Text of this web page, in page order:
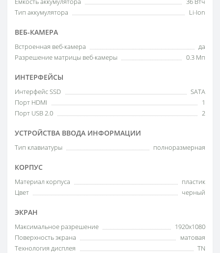
Тип аккумулятора
Li-Ion
ВЕБ-КАМЕРА
Встроенная веб-камера
да
Разрешение матрицы веб-камеры
0.3 Мп
ИНТЕРФЕЙСЫ
Интерфейс SSD
SATA
Порт HDMI
1
Порт USB 2.0
2
УСТРОЙСТВА ВВОДА ИНФОРМАЦИИ
Тип клавиатуры полноразмерная
КОРПУС
Материал корпуса
пластик
Цвет
черный
ЭКРАН
Максимальное разрешение
1920x1080
Поверхность экрана
матовая
Технология дисплея
TN